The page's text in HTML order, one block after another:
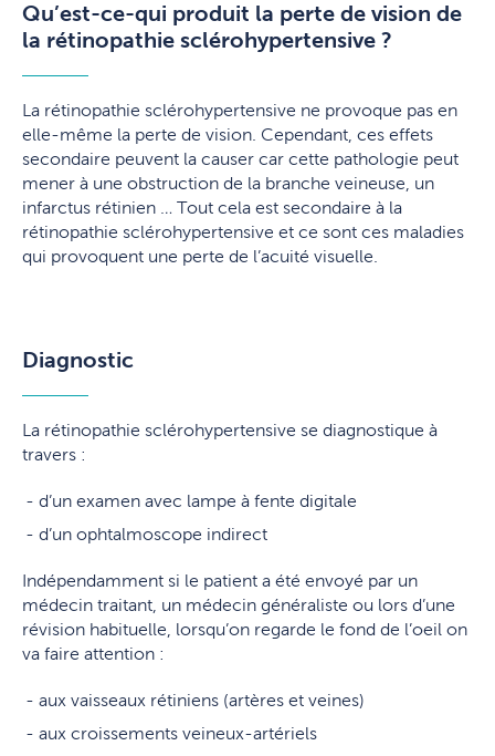
Qu’est-ce-qui produit la perte de vision de
la rétinopathie sclérohypertensive ?
La rétinopathie sclérohypertensive ne provoque pas en
elle-même la perte de vision. Cependant, ces effets
secondaire peuvent la causer car cette pathologie peut
mener à une obstruction de la branche veineuse, un
infarctus rétinien … Tout cela est secondaire à la
rétinopathie sclérohypertensive et ce sont ces maladies
qui provoquent une perte de l’acuité visuelle.
Diagnostic
La rétinopathie sclérohypertensive se diagnostique à
travers :
d’un examen avec lampe à fente digitale
d’un ophtalmoscope indirect
Indépendamment si le patient a été envoyé par un
médecin traitant, un médecin généraliste ou lors d’une
révision habituelle, lorsqu’on regarde le fond de l’oeil on
va faire attention :
aux vaisseaux rétiniens (artères et veines)
aux croissements veineux-artériels